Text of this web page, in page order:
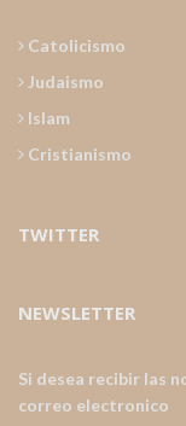
Catolicismo
Judaismo
Islam
Cristianismo
TWITTER
NEWSLETTER
Si desea recibir las
correo electronico